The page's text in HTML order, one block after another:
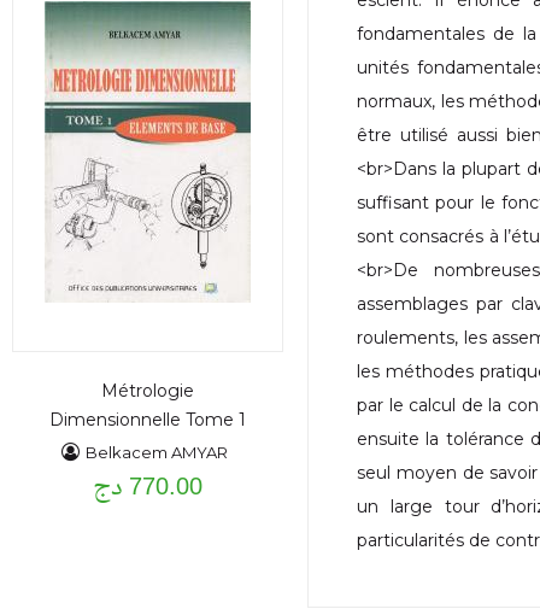
fondamentales de
unités
normaux, les
être utilisé aussi
<br>Dans la plupart
suffisant pour le
sont consacrés à
<br>De
assemblages par
roulements, les
les méthodes
par le calcul de la
ensuite la tolérance
seul moyen de
un large tour
particularités de
Métrologie
Dimensionnelle Tome 1
(Elements de base)
Belkacem AMYAR
770.00 دج